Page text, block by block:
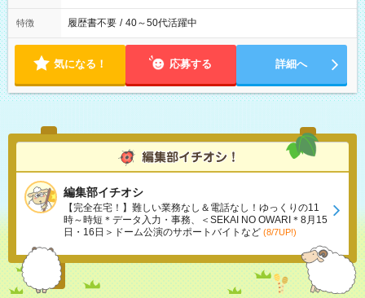
特徴 履歴書不要 / 40～50代活躍中
気になる！ 応募する 詳細へ
編集部イチオシ
【完全在宅！】難しい業務なし＆電話なし！ゆっくりの11
時～時短＊データ入力・事務、＜SEKAI NO OWARI＊8月15
日・16日＞ドーム公演のサポートバイトなど (8/7UP!)